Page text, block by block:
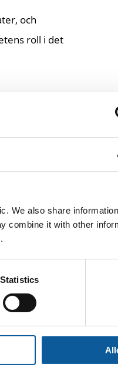
We also share
combine it with other
Statistics
och
roll i det
63.1 utgör den
måste anges på
QRD-mallen,
verktyg
(artikel 11),
det centraliserade
i Spanien, AIFA i
i Danmark
för